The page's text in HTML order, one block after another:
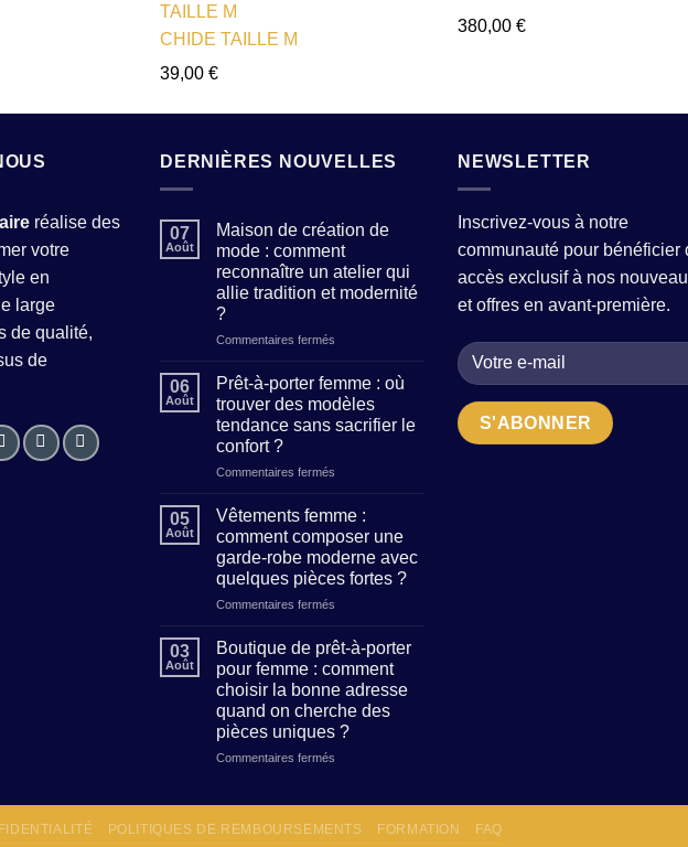
CHIDE TAILLE M
39,00 €
Note
2.54
380,00 €
réalise des
votre
en
large
de qualité,
de
DERNIÈRES NOUVELLES
07
Août
Maison de création de
mode : comment
reconnaître un atelier qui
allie tradition et modernité
?
Commentaires fermés
création
de
mode
atelier
qui
allie
tradition
?
06
Août
Prêt-à-porter femme : où
trouver des modèles
tendance sans sacrifier le
confort ?
Commentaires fermés
femme
:
où
modèles
tendance
sans
sacrifier
le
confort
05
Août
Vêtements femme :
comment composer une
garde-robe moderne avec
quelques pièces fortes ?
Commentaires fermés
femme
comment
composer
une
garde-
quelques
pièces
03
Août
Boutique de prêt-à-porter
pour femme : comment
choisir la bonne adresse
quand on cherche des
pièces uniques ?
Commentaires fermés
à-
NEWSLETTER
Inscrivez-vous à notre
communauté pour bénéficier
accès exclusif à nos
et offres en avant-première.
POLITIQUES DE REMBOURSEMENTS FORMATION FAQ